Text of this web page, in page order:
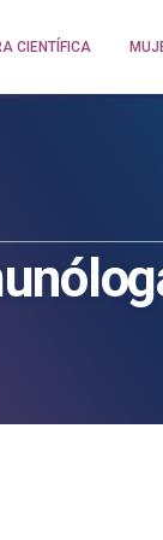
CIENTÍFICA